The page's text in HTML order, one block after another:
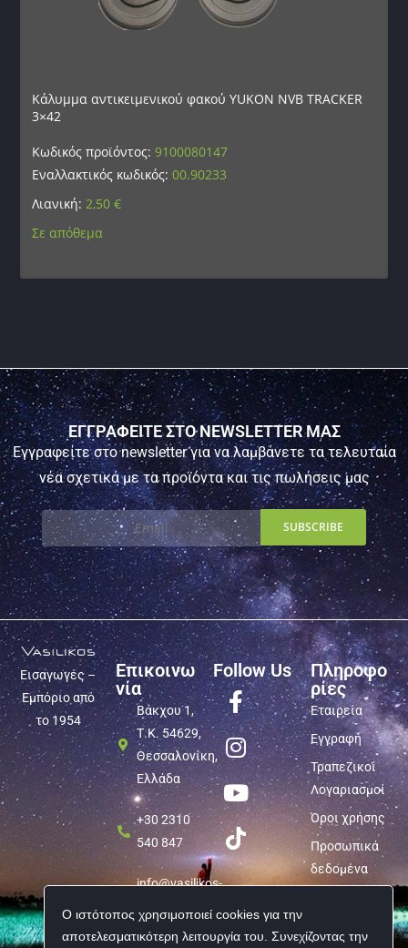
Ο ιστότοπος χρησιμοποιεί cookies για την
αποτελεσματικότερη λειτουργία του. Συνεχίζοντας την
Κάλυμμα αντικειμενικού φακού YUKON NVB TRACKER
3×42
Κωδικός προϊόντος:9100080147
Εναλλακτικός κωδικός:00.90233
Λιανική:2,50€
Σε απόθεμα
ΕΓΓΡΑΦΕΙΤΕ ΣΤΟ NEWSLETTER ΜΑΣ
Εγγραφείτε στο newsletter για να λαμβάνετε τα τελευταία
νέα σχετικά με τα προϊόντα και τις πωλήσεις μας
Εισαγωγές –
Εμπόριο από
το 1954
Επικοινω
νία
Βάκχου 1,
Τ.Κ. 54629,
Θεσσαλονίκη,
Ελλάδα
+30 2310
540 847
info@vasilikos-
Follow Us
Πληροφο
ρίες
Εταιρεία
Εγγραφή
Τραπεζικοί
Λογαριασμοί
Όροι χρήσης
Προσωπικά
δεδομένα